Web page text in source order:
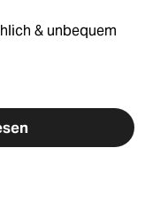
& unbequem